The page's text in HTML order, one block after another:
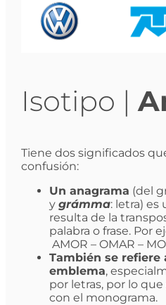
Isotipo |
Tiene dos significados
confusión:
Un anagrama (del
y grámma: letra) es
resulta de la
palabra o frase. Por
AMOR – OMAR –
También se refiere
emblema,
por letras, por lo
con el monograma.